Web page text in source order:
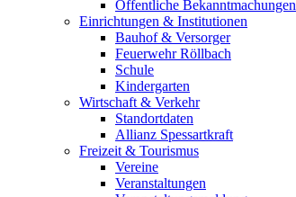
Öffentliche Bekanntmachungen
Einrichtungen & Institutionen
Bauhof & Versorger
Feuerwehr Röllbach
Schule
Kindergarten
Wirtschaft & Verkehr
Standortdaten
Allianz Spessartkraft
Freizeit & Tourismus
Vereine
Veranstaltungen